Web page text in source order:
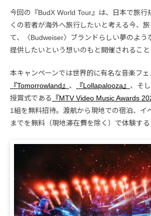
今回の『BudX World Tour』は、日本で旅行
くの若者が海外へ旅行したいと考える今、
て、〈Budweiser〉ブランドらしい夢のよう
提供したいという想いのもと開催されること
本キャンペーンでは世界的に有名な音楽フ
『Tomorrowland』 、 『Lollapalooza』 、そ
授賞式である
『MTV Video Music Awards
1組を無料招待。渡航から現地での宿泊、イ
までを無料（現地滞在費を除く）で体験する